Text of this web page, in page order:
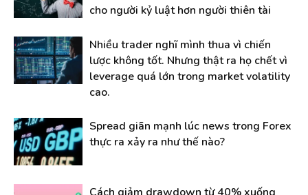
cho người kỷ luật hơn người thiên tài
Nhiều trader nghĩ mình thua vì chiến
lược không tốt. Nhưng thật ra họ chết vì
leverage quá lớn trong market volatility
cao.
Spread giãn mạnh lúc news trong Forex
thực ra xảy ra như thế nào?